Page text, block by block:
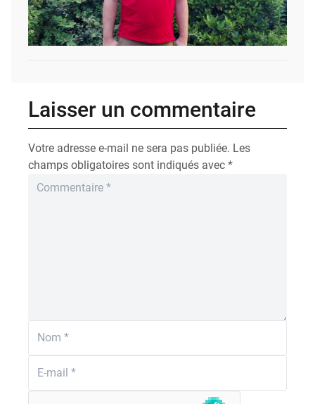
Laisser un commentaire
Votre adresse e-mail ne sera pas publiée. Les
champs obligatoires sont indiqués avec *